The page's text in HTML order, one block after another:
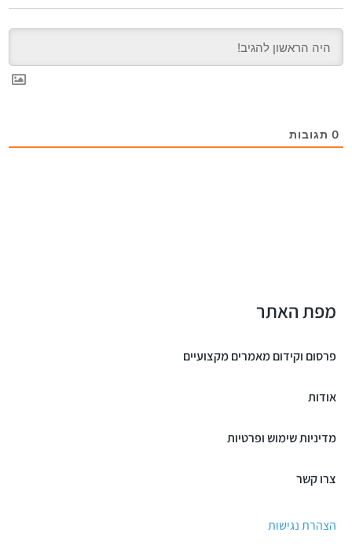
0תגובות
מפת האתר
פרסום וקידום מאמרים מקצועיים
אודות
מדיניות שימוש ופרטיות
צרו קשר
הצהרת נגישות